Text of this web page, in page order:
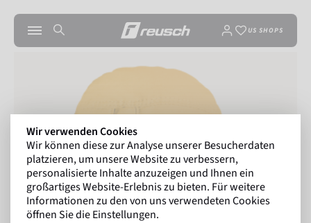
US SHOPS
Wir verwenden Cookies
Wir können diese zur Analyse unserer Besucherdaten
platzieren, um unsere Website zu verbessern,
personalisierte Inhalte anzuzeigen und Ihnen ein
großartiges Website-Erlebnis zu bieten. Für weitere
Informationen zu den von uns verwendeten Cookies
öffnen Sie die Einstellungen.